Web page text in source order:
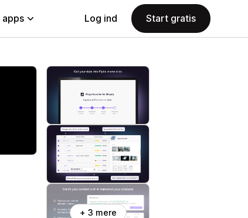
apps Log ind Start gratis
+ 3 mere